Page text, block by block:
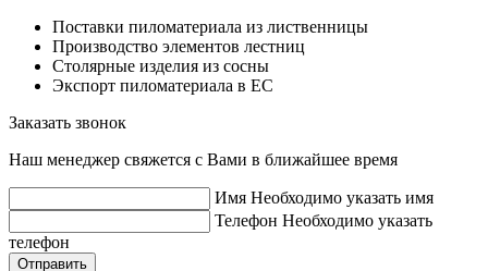
Поставки пиломатериала из лиственницы
Производство элементов лестниц
Столярные изделия из сосны
Экспорт пиломатериала в ЕС
Заказать звонок
Наш менеджер свяжется с Вами в ближайшее время
Имя Необходимо указать имя
Телефон Необходимо указать
телефон
Отправить